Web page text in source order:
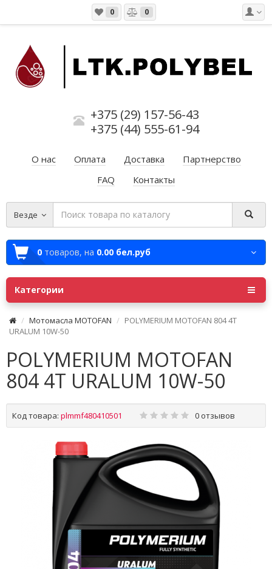
0 0
+375 (29) 157-56-43
+375 (44) 555-61-94
О нас Оплата Доставка
Партнерство
FAQ
Контакты
Везде
0 товаров, на 0.00 бел.руб
Категории
Мотомасла MOTOFAN
POLYMERIUM MOTOFAN 804 4T
URALUM 10W-50
POLYMERIUM MOTOFAN
804 4T URALUM 10W-50
Код товара: plmmf480410501 0 отзывов